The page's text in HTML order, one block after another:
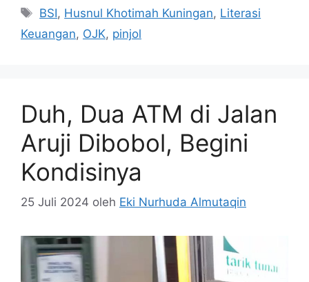
Tag
BSI, Husnul Khotimah Kuningan, Literasi
Keuangan, OJK, pinjol
Duh, Dua ATM di Jalan
Aruji Dibobol, Begini
Kondisinya
25 Juli 2024 oleh Eki Nurhuda Almutaqin